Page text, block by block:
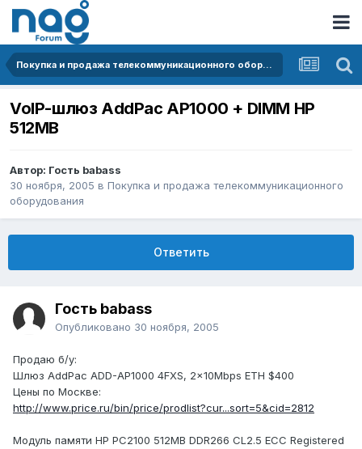
Покупка и продажа телекоммуникационного оборудования
VoIP-шлюз AddPac AP1000 + DIMM HP
512MB
Автор: Гость babass
30 ноября, 2005 в Покупка и продажа телекоммуникационного
оборудования
Ответить
Гость babass
Опубликовано 30 ноября, 2005
Продаю б/у:
Шлюз AddPac ADD-AP1000 4FXS, 2x10Mbps ETH $400
Цены по Москве:
http://www.price.ru/bin/price/prodlist?cur...sort=5&cid=2812
Модуль памяти HP PC2100 512MB DDR266 CL2.5 ECC Registered